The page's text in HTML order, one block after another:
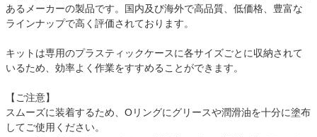
あるメーカーの製品です。国内及び海外で高品質、低価格、豊富な
ラインナップで高く評価されております。
キットは専用のプラスティックケースに各サイズごとに収納されて
いるため、効率よく作業をすすめることができます。
【ご注意】
スムーズに装着するため、Oリングにグリースや潤滑油を十分に塗布
してご使用ください。